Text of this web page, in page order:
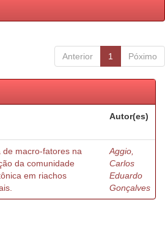
Anterior 1 Póximo
Autor(es)
de macro-fatores na
da comunidade
em riachos
Aggio,
Carlos
Eduardo
Gonçalves